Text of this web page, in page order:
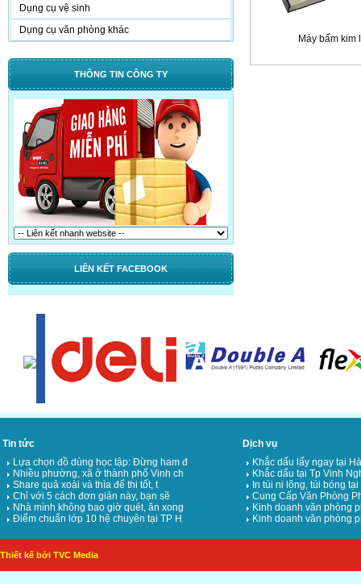
Dụng cụ vệ sinh
Dụng cụ văn phòng khác
THÔNG TIN CÔNG TY
LIÊN KẾT FACEBOOK
Máy bấm kim
Tin tức
Lựa chọn đồ dùng học tập: Đừng ham đ
Nhiều phường, xã ở thành phố Vinh ch
Share quả xoài và thìa để thi tốt, t
Chỉ với 5 cách đơn giản này, bạn sẽ
Nhà mình không bao giờ quét, ăn xong
Điểm chuẩn lớp 10 hệ chuyên tại TP H
Dịch vụ
Khắc dấu lấy ngay tại
Khắc dấu tại Tp Vinh
In túi ni lông, túi bóng
Cung Cấp Văn Phòng
Kinh doanh văn phòng
Kinh doanh văn phòng
Thiết kế bởi TVC Media